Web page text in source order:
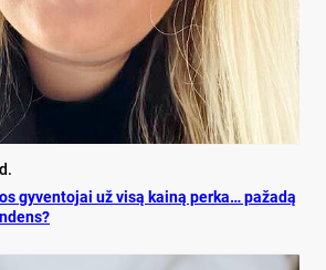
gy­ven­to­jai už vi­są kai­ną per­ka… pa­ža­dą